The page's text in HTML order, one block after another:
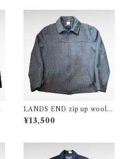
LANDS END zip up wool ja
cket
¥13,500